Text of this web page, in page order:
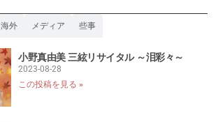
海外 メディア 些事
小野真由美 三絃リサイタル ～泪彩々～
2023-08-28
この投稿を見る »